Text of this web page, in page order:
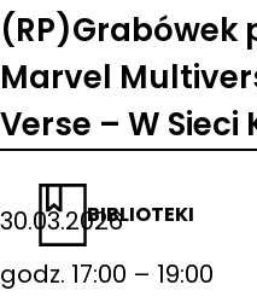
BIBLIOTEKI
(RP)Grabówek
Marvel
Verse – W Sieci
30.03.2026
godz. 17:00 – 19:00